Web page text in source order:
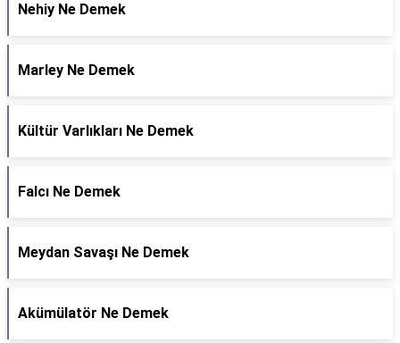
Nehiy Ne Demek
Marley Ne Demek
Kültür Varlıkları Ne Demek
Falcı Ne Demek
Meydan Savaşı Ne Demek
Akümülatör Ne Demek